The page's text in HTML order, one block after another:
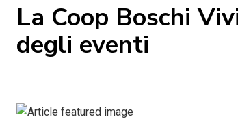
La Coop Boschi
degli eventi